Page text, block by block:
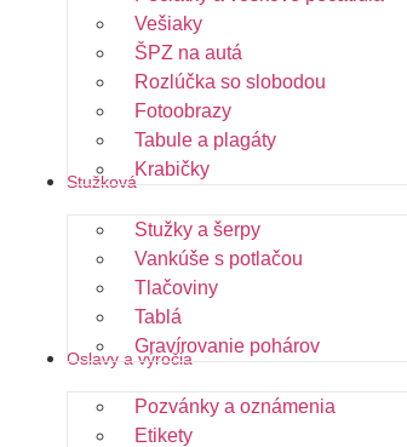
Vešiaky
ŠPZ na autá
Rozlúčka so slobodou
Fotoobrazy
Tabule a plagáty
Krabičky
Stužková
Stužky a šerpy
Vankúše s potlačou
Tlačoviny
Tablá
Gravírovanie pohárov
Oslavy a výročia
Pozvánky a oznámenia
Etikety